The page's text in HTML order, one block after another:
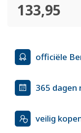
133,95
officiële
365
veilig